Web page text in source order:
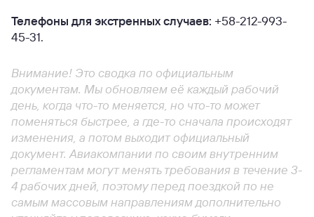
Телефоны для экстренных случаев: +58-212-993-
45-31.
Внимание! Это сводка по официальным
документам. Мы обновляем её каждый рабочий
день, когда что-то меняется, но что-то может
поменяться быстрее, а где-то сначала происходят
изменения, а потом выходит официальный
документ. Авиакомпании по своим внутренним
регламентам могут менять требования в течение 3-
4 рабочих дней, поэтому перед поездкой по не
самым массовым направлениям дополнительно